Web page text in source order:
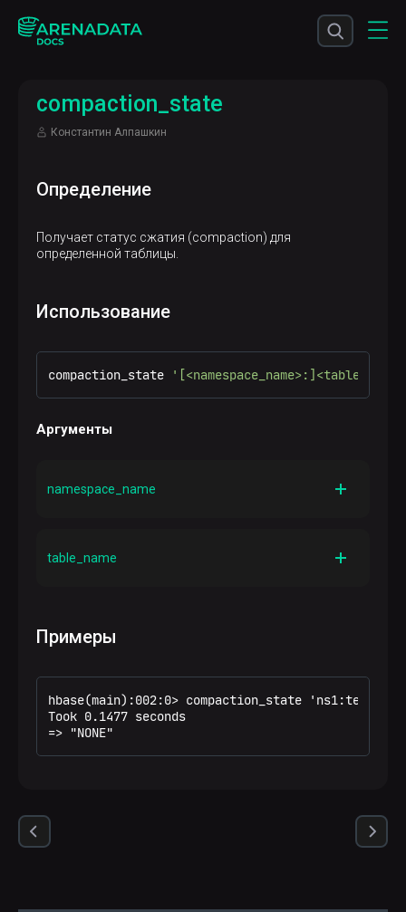
compaction_state
Константин Алпашкин
Определение
Получает статус сжатия (compaction) для
определенной таблицы.
Использование
compaction_state
Аргументы
namespace_name
table_name
Примеры
hbase(main):002:0> compaction_state 'ns1:temp2'
Took 0.1477 seconds
=> "NONE"